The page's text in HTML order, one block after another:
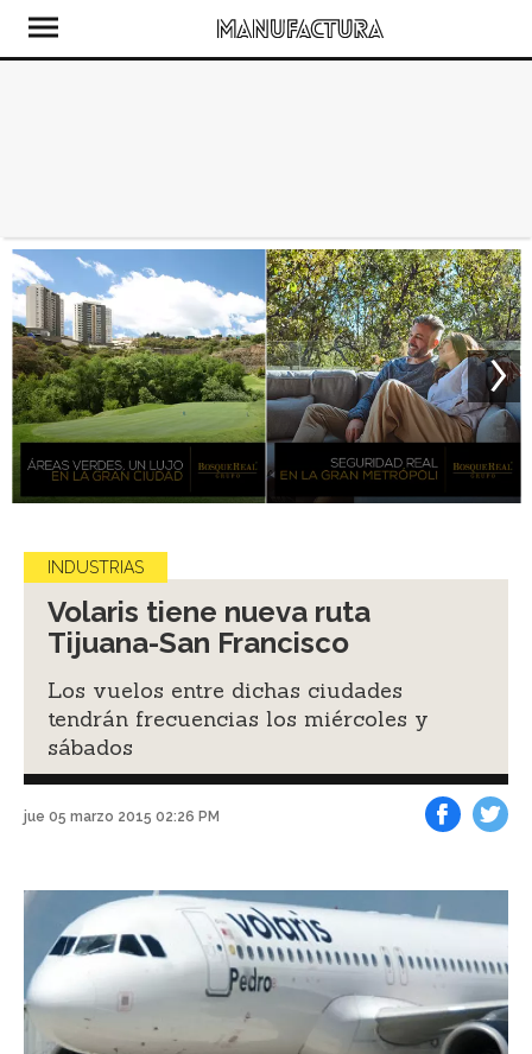
INDUSTRIAS
Volaris tiene nueva ruta
Tijuana-San Francisco
Los vuelos entre dichas ciudades
tendrán frecuencias los miércoles y
sábados
jue 05 marzo 2015 02:26 PM